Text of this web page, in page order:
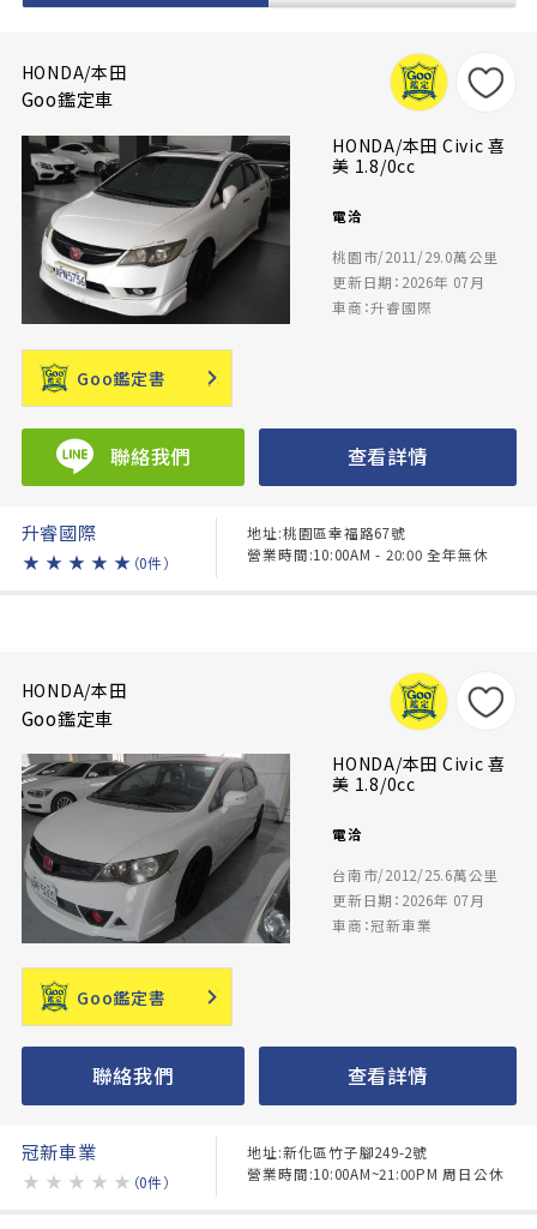
HONDA/本田
Goo鑑定車
HONDA/本田 Civic 喜
美 1.8/0cc
電洽
桃園市/2011/29.0萬公里
更新日期：2026年 07月
車商：升睿國際
Goo鑑定書
聯絡我們 查看詳情
升睿國際
★ ★ ★ ★ ★ （0件）
地址:桃園區幸福路67號
營業時間:10:00AM - 20:00 全年無休
HONDA/本田
Goo鑑定車
HONDA/本田 Civic 喜
美 1.8/0cc
電洽
台南市/2012/25.6萬公里
更新日期：2026年 07月
車商：冠新車業
Goo鑑定書
聯絡我們 查看詳情
冠新車業
★ ★ ★ ★ ★ （0件）
地址:新化區竹子腳249-2號
營業時間:10:00AM~21:00PM 周日公休